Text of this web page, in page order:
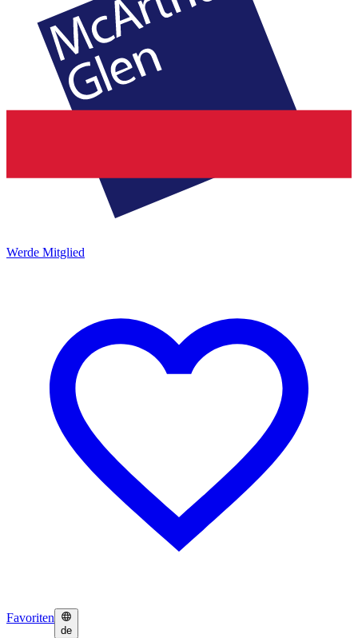
Werde Mitglied
Favoriten
de